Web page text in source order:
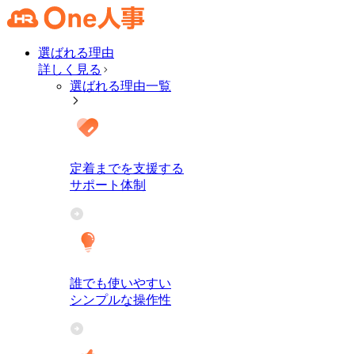
選ばれる理由
詳しく見る
選ばれる理由一覧
定着までを支援する
サポート体制
誰でも使いやすい
シンプルな操作性